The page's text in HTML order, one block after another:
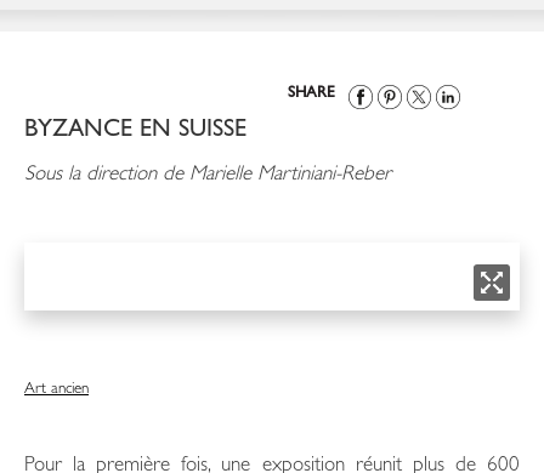
SHARE
BYZANCE EN SUISSE
Sous la direction de Marielle Martiniani-Reber
Art ancien
Pour la première fois, une exposition réunit plus de 600